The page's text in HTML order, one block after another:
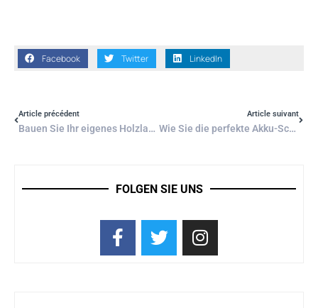
Facebook Twitter LinkedIn
Article précédent
Bauen Sie Ihr eigenes Holzlager-Zuhause: Eine DIY-Anleitung
Article suivant
Wie Sie die perfekte Akku-Schlagbohrmaschine für Ihr Haus auswählen
FOLGEN SIE UNS